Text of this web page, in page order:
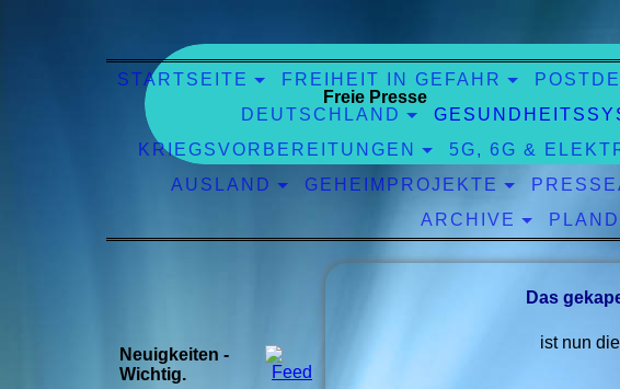
Freie Presse
STARTSEITE FREIHEIT IN GEFAHR
DEUTSCHLAND
KRIEGSVORBEREITUNGEN
5G, 6G &
AUSLAND
GEHEIMPROJEKTE
ARCHIVE
Das
ist nun
Neuigkeiten -
Wichtig.